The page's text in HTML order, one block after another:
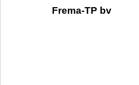
Frema-TP bv